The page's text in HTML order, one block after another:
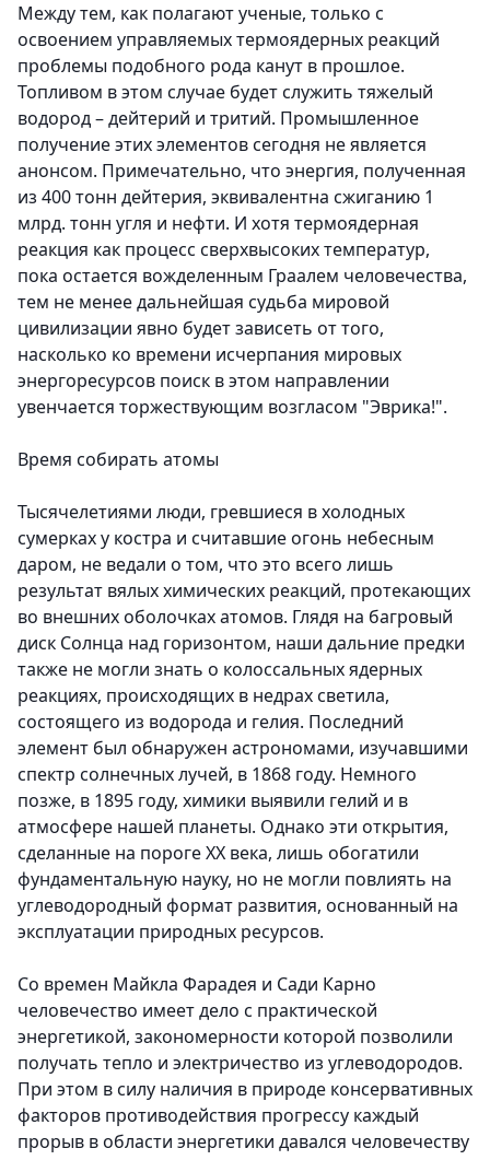
Между тем, как полагают ученые, только с
освоением управляемых термоядерных реакций
проблемы подобного рода канут в прошлое.
Топливом в этом случае будет служить тяжелый
водород – дейтерий и тритий. Промышленное
получение этих элементов сегодня не является
анонсом. Примечательно, что энергия, полученная
из 400 тонн дейтерия, эквивалентна сжиганию 1
млрд. тонн угля и нефти. И хотя термоядерная
реакция как процесс сверхвысоких температур,
пока остается вожделенным Граалем человечества,
тем не менее дальнейшая судьба мировой
цивилизации явно будет зависеть от того,
насколько ко времени исчерпания мировых
энергоресурсов поиск в этом направлении
увенчается торжествую­щим возгласом "Эврика!".
Время собирать атомы
Тысячелетиями люди, гревшиеся в холодных
сумерках у костра и считавшие огонь небесным
даром, не ведали о том, что это всего лишь
результат вялых химических реакций, протекающих
во внешних оболочках атомов. Глядя на багровый
диск Солнца над горизонтом, наши дальние предки
также не могли знать о колоссальных ядерных
реакциях, происходящих в недрах светила,
состоящего из водорода и гелия. Последний
элемент был обнаружен астрономами, изучавшими
спектр солнечных лучей, в 1868 году. Немного
позже, в 1895 году, химики выявили гелий и в
атмосфере нашей планеты. Однако эти открытия,
сделанные на пороге ХХ века, лишь обогатили
фундаментальную науку, но не могли повлиять на
углеводородный формат развития, основанный на
эксплуатации природных ресурсов.
Со времен Майкла Фарадея и Сади Карно
человечество имеет дело с практической
энергетикой, закономерности которой позволили
получать тепло и электричество из углеводородов.
При этом в силу наличия в природе консервативных
факторов противодействия прогрессу каждый
прорыв в области энергетики давался человечеству